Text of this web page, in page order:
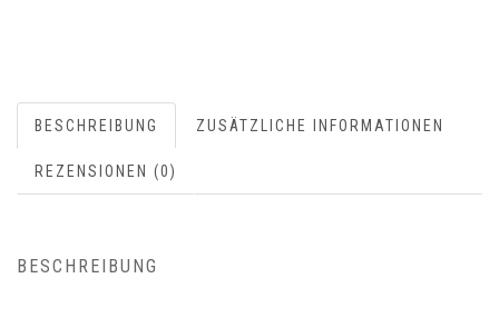
BESCHREIBUNG ZUSÄTZLICHE INFORMATIONEN
REZENSIONEN (0)
BESCHREIBUNG